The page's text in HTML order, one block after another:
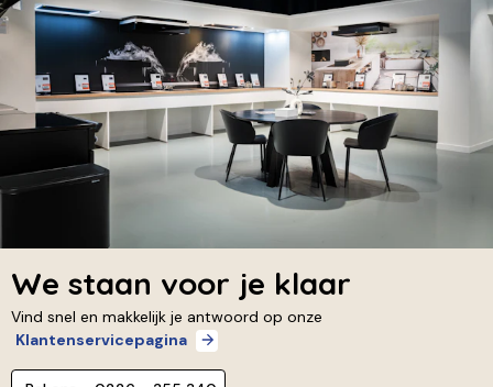
We staan voor je klaar
Vind snel en makkelijk je antwoord op onze
Klantenservicepagina